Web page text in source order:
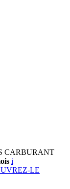
CARBURANT
i
LE